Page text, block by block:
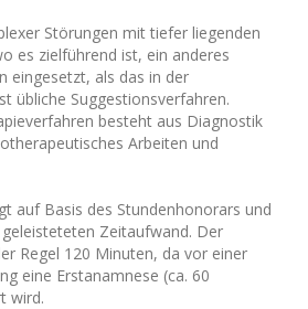
Störungen mit tiefer liegenden
es zielführend ist, ein anderes
eingesetzt, als das in der
übliche Suggestionsverfahren.
besteht aus Diagnostik
Arbeiten und
auf Basis des Stundenhonorars und
Zeitaufwand. Der
Regel 120 Minuten, da vor einer
eine Erstanamnese (ca. 60
wird.